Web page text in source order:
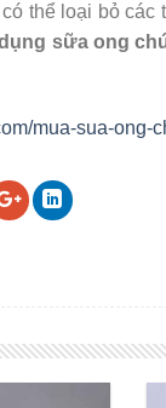
thể loại bỏ
sữa ong
mua-sua-ong-